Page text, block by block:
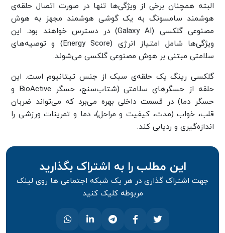
البته همچنان برخی از ویژگی‌ها تنها در صورت اتصال حلقه‌ی
هوشمند سامسونگ به یک گوشی هوشمند مجهز به هوش
مصنوعی گلکسی (Galaxy AI) در دسترس خواهند بود. این
ویژگی‌ها شامل امتیاز انرژی (Energy Score) و توصیه‌های
سلامتی مبتنی بر هوش مصنوعی گلکسی می‌شوند.
گلکسی رینگ یک حلقه‌ی سبک از جنس تیتانیوم است. این
حلقه از حسگرهای سلامتی (شتاب‌سنج، حسگر BioActive و
حسگر دما) در قسمت داخلی بهره می‌برد که می‌تواند ضربان
قلب، خواب (مدت، کیفیت و مراحل)، دما و تمرینات ورزشی را
اندازه‌گیری و ردیابی کند.
این مطلب را به اشتراک بگذارید
جهت اشتراک گذاری در هر یک شبکه اجتماعی ها روی لینک
مربوطه کلیک کنید